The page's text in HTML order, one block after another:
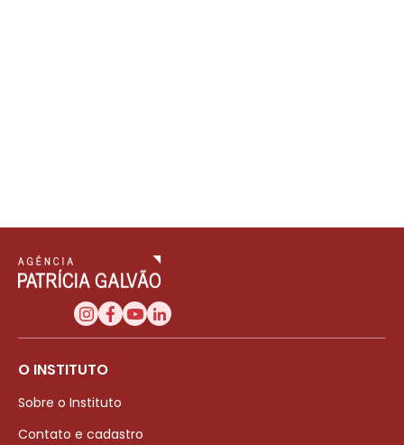
O INSTITUTO
Sobre o Instituto
Contato e cadastro